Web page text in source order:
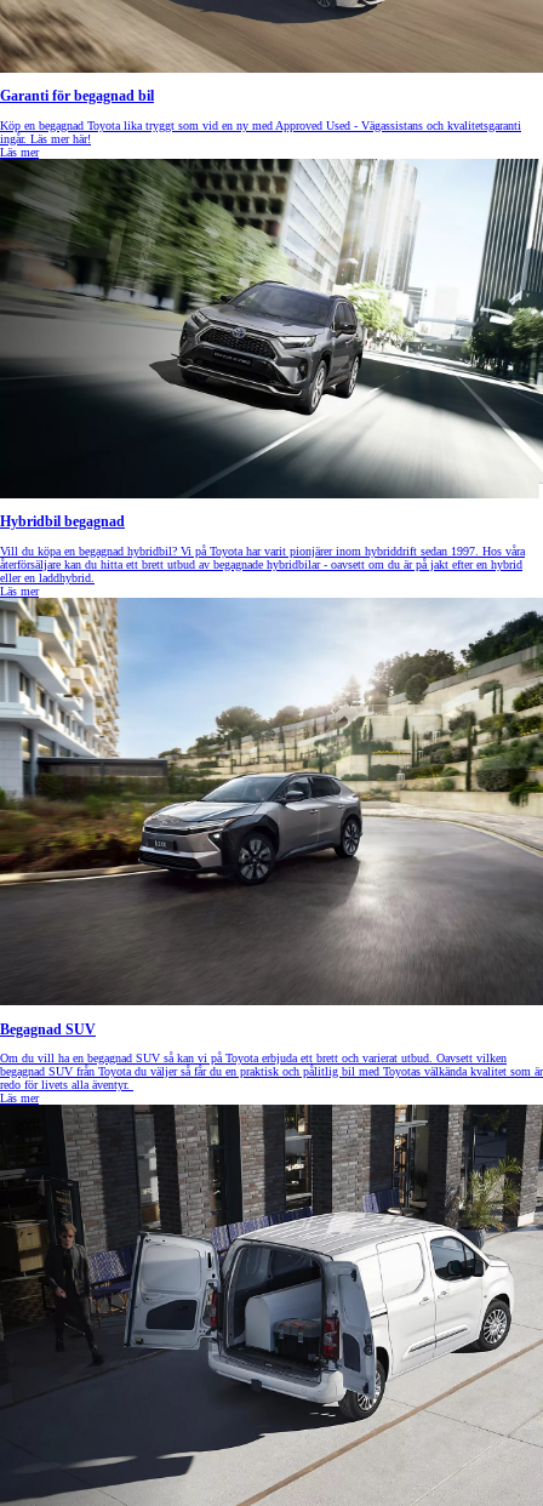
Garanti för begagnad bil
Köp en begagnad Toyota lika tryggt som vid en ny med Approved Used - Vägassistans och kvalitetsgaranti
ingår. Läs mer här!
Läs mer
Hybridbil begagnad
Vill du köpa en begagnad hybridbil? Vi på Toyota har varit pionjärer inom hybriddrift sedan 1997. Hos våra
återförsäljare kan du hitta ett brett utbud av begagnade hybridbilar - oavsett om du är på jakt efter en hybrid
eller en laddhybrid.
Läs mer
Begagnad SUV
Om du vill ha en begagnad SUV så kan vi på Toyota erbjuda ett brett och varierat utbud. Oavsett vilken
begagnad SUV från Toyota du väljer så får du en praktisk och pålitlig bil med Toyotas välkända kvalitet som är
redo för livets alla äventyr.
Läs mer